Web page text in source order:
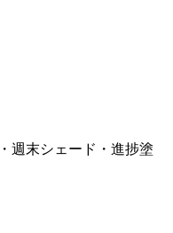
週末シェード・進捗塗